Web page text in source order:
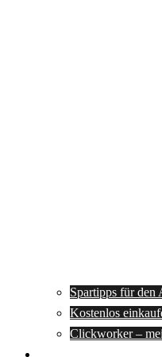
Spartipps für den
Kostenlos
Clickworker –